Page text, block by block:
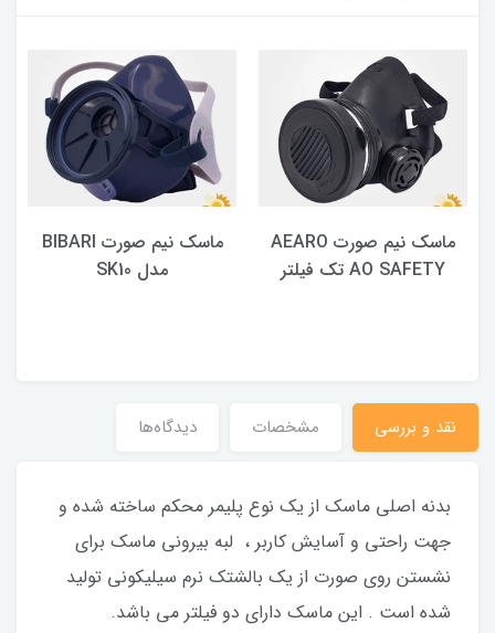
ماسک نیم صورت AEARO
AO SAFETY تک فیلتر
ماسک نیم صورت BIBARI
مدل SK10
نقد و بررسی مشخصات دیدگاه‌ها
بدنه اصلی ماسک از یک نوع پلیمر محکم ساخته شده و
جهت راحتی و آسایش کاربر ، لبه بیرونی ماسک برای
نشستن روی صورت از یک بالشتک نرم سیلیکونی تولید
شده است . این ماسک دارای دو فیلتر می باشد.